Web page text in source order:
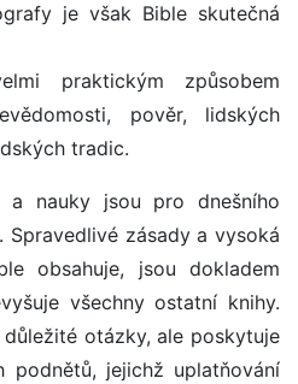
je však Bible skutečná
praktickým způsobem
pověr, lidských
tradic.
a nauky jsou pro dnešního
zásady a vysoká
obsahuje, jsou dokladem
všechny ostatní knihy.
otázky, ale poskytuje
podnětů, jejichž uplatňování